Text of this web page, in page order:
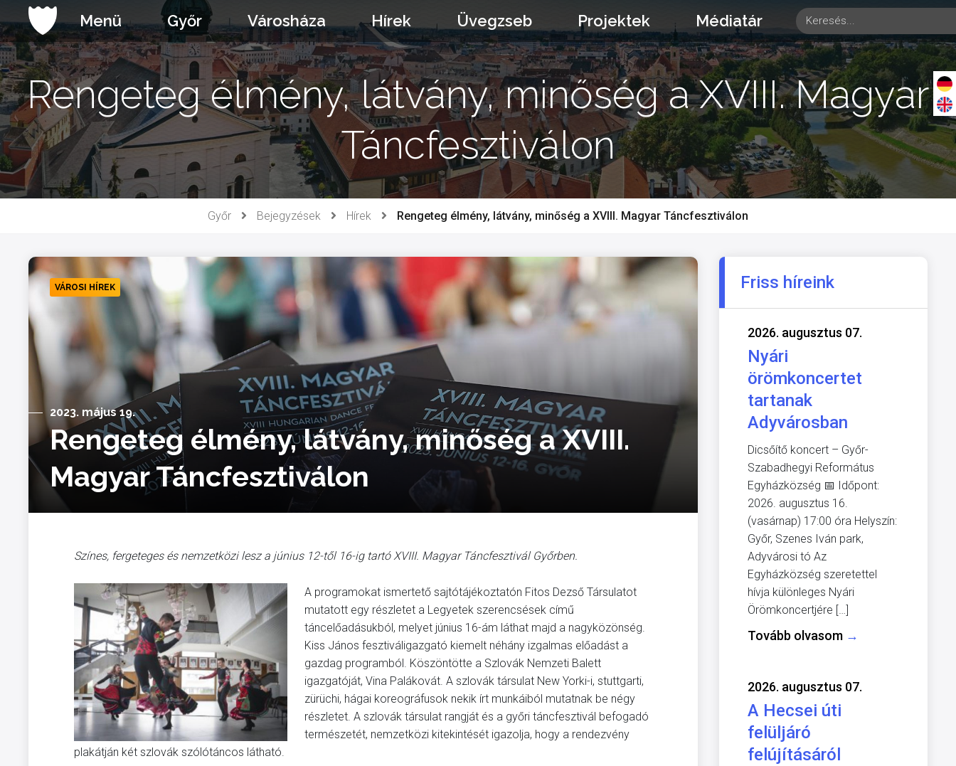
a
tartalomhoz
Menü Győr Városháza Hírek Üvegzseb Projektek Médiatár
Rengeteg élmény, látvány, minőség a XVIII. Magyar
Táncfesztiválon
Győr Bejegyzések Hírek Rengeteg élmény, látvány, minőség a XVIII. Magyar Táncfesztiválon
VÁROSI HÍREK
2023. május 19.
Rengeteg élmény, látvány, minőség a XVIII.
Magyar Táncfesztiválon
Színes, fergeteges és nemzetközi lesz a június 12-től 16-ig tartó XVIII. Magyar Táncfesztivál Győrben.
A programokat ismertető sajtótájékoztatón Fitos Dezső Társulatot
mutatott egy részletet a Legyetek szerencsések című
táncelőadásukból, melyet június 16-ám láthat majd a nagyközönség.
Kiss János fesztiváligazgató kiemelt néhány izgalmas előadást a
gazdag programból. Köszöntötte a Szlovák Nemzeti Balett
igazgatóját, Vina Palákovát. A szlovák társulat New Yorki-i, stuttgarti,
zürüchi, hágai koreográfusok nekik írt munkáiból mutatnak be négy
részletet. A szlovák társulat rangját és a győri táncfesztivál befogadó
természetét, nemzetközi kitekintését igazolja, hogy a rendezvény
plakátján két szlovák szólótáncos látható.
Friss híreink
2026. augusztus 07.
Nyári
örömkoncertet
tartanak
Adyvárosban
Dicsőítő koncert – Győr-
Szabadhegyi Református
Egyházközség 📅 Időpont:
2026. augusztus 16.
(vasárnap) 17:00 óra Helyszín:
Győr, Szenes Iván park,
Adyvárosi tó Az
Egyházközség szeretettel
hívja különleges Nyári
Örömkoncertjére […]
Tovább olvasom →
2026. augusztus 07.
A Hecsei úti
felüljáró
felújításáról